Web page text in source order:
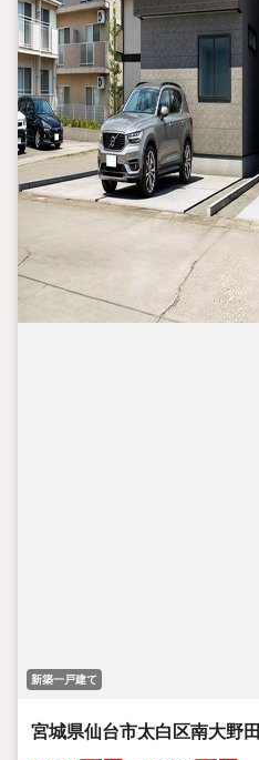
新築一戸建て
宮城県仙台市太白区南大野田